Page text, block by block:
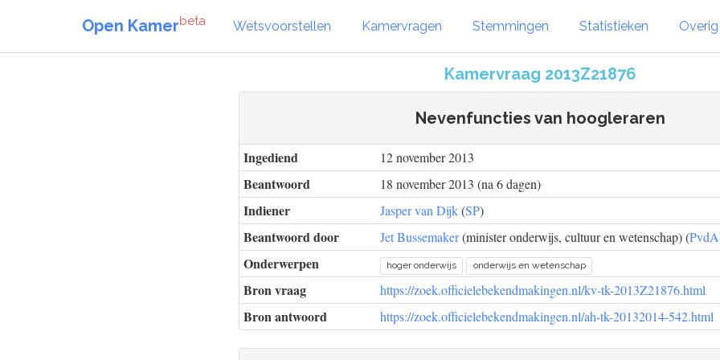
Open Kamerbeta Wetsvoorstellen Kamervragen Stemmingen Statistieken
Kamervraag 2013Z21876
Nevenfuncties van hoogleraren
Ingediend 12 november 2013
Beantwoord 18 november 2013 (na 6 dagen)
Indiener Jasper van Dijk(SP)
Beantwoord door Jet Bussemaker(minister onderwijs, cultuur en wetenschap) (PvdA
Onderwerpen hoger onderwijs onderwijs en wetenschap
Bron vraag https://zoek.officielebekendmakingen.nl/kv-tk-2013Z21876.html
Bron antwoord https://zoek.officielebekendmakingen.nl/ah-tk-20132014-542.html